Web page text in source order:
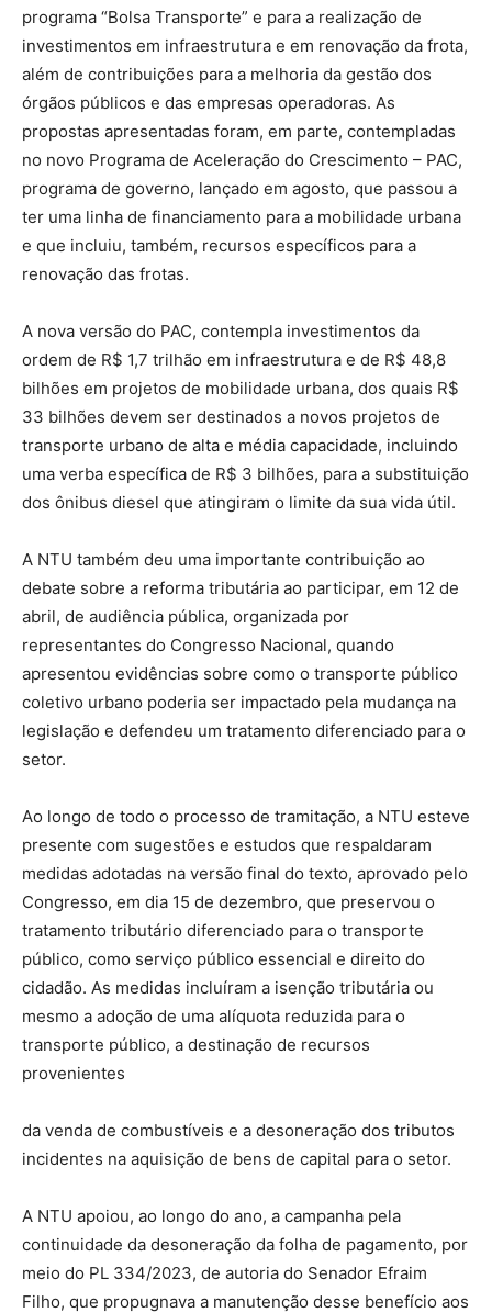
programa “Bolsa Transporte” e para a realização de
investimentos em infraestrutura e em renovação da frota,
além de contribuições para a melhoria da gestão dos
órgãos públicos e das empresas operadoras. As
propostas apresentadas foram, em parte, contempladas
no novo Programa de Aceleração do Crescimento – PAC,
programa de governo, lançado em agosto, que passou a
ter uma linha de financiamento para a mobilidade urbana
e que incluiu, também, recursos específicos para a
renovação das frotas.
A nova versão do PAC, contempla investimentos da
ordem de R$ 1,7 trilhão em infraestrutura e de R$ 48,8
bilhões em projetos de mobilidade urbana, dos quais R$
33 bilhões devem ser destinados a novos projetos de
transporte urbano de alta e média capacidade, incluindo
uma verba específica de R$ 3 bilhões, para a substituição
dos ônibus diesel que atingiram o limite da sua vida útil.
A NTU também deu uma importante contribuição ao
debate sobre a reforma tributária ao participar, em 12 de
abril, de audiência pública, organizada por
representantes do Congresso Nacional, quando
apresentou evidências sobre como o transporte público
coletivo urbano poderia ser impactado pela mudança na
legislação e defendeu um tratamento diferenciado para o
setor.
Ao longo de todo o processo de tramitação, a NTU esteve
presente com sugestões e estudos que respaldaram
medidas adotadas na versão final do texto, aprovado pelo
Congresso, em dia 15 de dezembro, que preservou o
tratamento tributário diferenciado para o transporte
público, como serviço público essencial e direito do
cidadão. As medidas incluíram a isenção tributária ou
mesmo a adoção de uma alíquota reduzida para o
transporte público, a destinação de recursos
provenientes
da venda de combustíveis e a desoneração dos tributos
incidentes na aquisição de bens de capital para o setor.
A NTU apoiou, ao longo do ano, a campanha pela
continuidade da desoneração da folha de pagamento, por
meio do PL 334/2023, de autoria do Senador Efraim
Filho, que propugnava a manutenção desse benefício aos